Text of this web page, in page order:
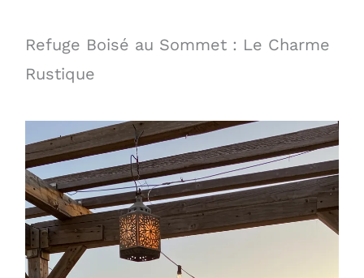
Refuge Boisé au Sommet : Le Charme
Rustique